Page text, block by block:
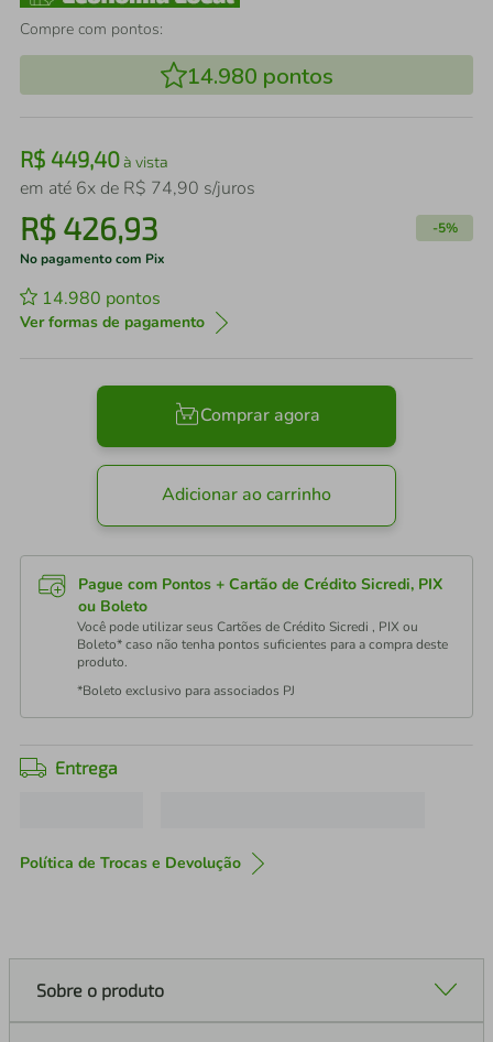
Compre com pontos:
14.980 pontos
R$ 449,40à vista
em até 6x de R$ 74,90 s/juros
R$ 426,93 -5%
No pagamento com Pix
14.980 pontos
Ver formas de pagamento
Comprar agora
Adicionar ao carrinho
Pague com Pontos + Cartão de Crédito Sicredi, PIX
ou Boleto
Você pode utilizar seus Cartões de Crédito Sicredi , PIX ou
Boleto* caso não tenha pontos suficientes para a compra deste
produto.
*Boleto exclusivo para associados PJ
Entrega
Política de Trocas e Devolução
Sobre o produto